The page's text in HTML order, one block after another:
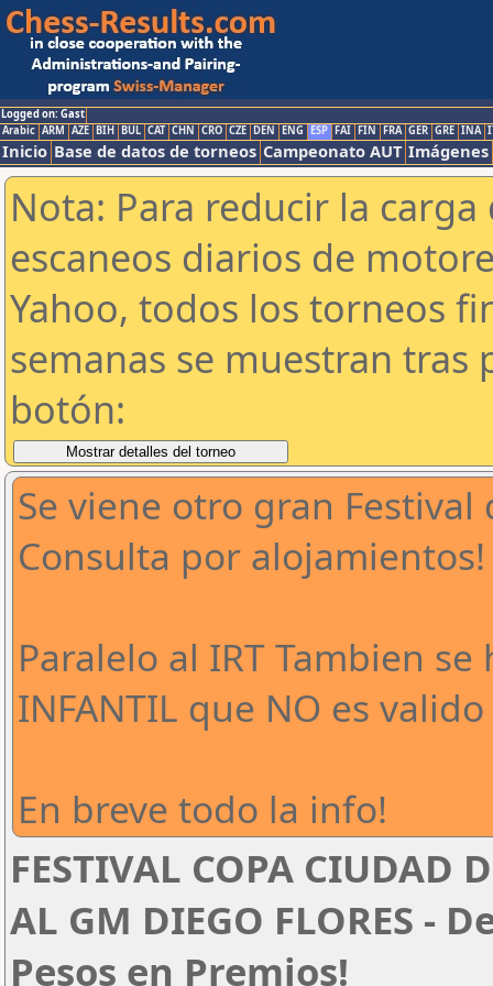
Logged on: Gast
Arabic ARM AZE BIH BUL CAT CHN CRO CZE DEN ENG ESP FAI FIN FRA GER GRE INA
Inicio Base de datos de torneos Campeonato AUT Imágenes
Nota: Para reducir la
escaneos diarios de
Yahoo, todos los torneos
semanas se muestran tras
botón:
Se viene otro gran Festival
Consulta por
Paralelo al IRT Tambien
INFANTIL que NO es valido
En breve todo la info!
FESTIVAL COPA CIUDAD
AL GM DIEGO FLORES -
Pesos en Premios!